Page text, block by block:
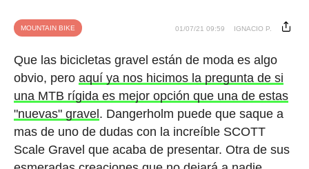
MOUNTAIN BIKE 01/07/21 09:59 IGNACIO P.
Que las bicicletas gravel están de moda es algo
obvio, pero aquí ya nos hicimos la pregunta de si
una MTB rígida es mejor opción que una de estas
"nuevas" gravel . Dangerholm puede que saque a
mas de uno de dudas con la increíble SCOTT
Scale Gravel que acaba de presentar. Otra de sus